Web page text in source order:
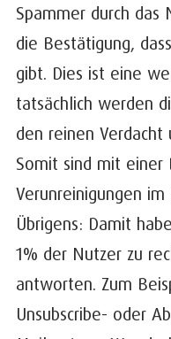
Spammer durch das
die Bestätigung,
gibt. Dies ist eine
tatsächlich werden
den reinen Verdacht
Somit sind mit einer
Verunreinigungen
Übrigens: Damit
1% der Nutzer zu
antworten. Zum
Unsubscribe- oder